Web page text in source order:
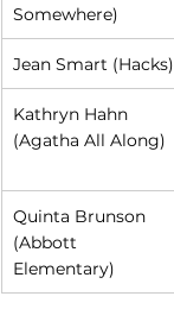
Somewhere)
Jean Smart (Hacks)
Kathryn Hahn
(Agatha All Along)
Quinta Brunson
(Abbott
Elementary)